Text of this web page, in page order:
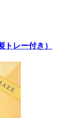
トレー付き）